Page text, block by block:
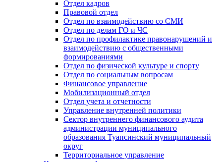
Отдел кадров
Правовой отдел
Отдел по взаимодействию со СМИ
Отдел по делам ГО и ЧС
Отдел по профилактике правонарушений и
взаимодействию с общественными
формированиями
Отдел по физической культуре и спорту
Отдел по социальным вопросам
Финансовое управление
Мобилизационный отдел
Отдел учета и отчетности
Управление внутренней политики
Сектор внутреннего финансового аудита
администрации муниципального
образования Туапсинский муниципальный
округ
Территориальное управление